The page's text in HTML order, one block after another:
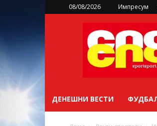
08/08/2026 Импресум
sportsport.mk
ДЕНЕШНИ ВЕСТИ